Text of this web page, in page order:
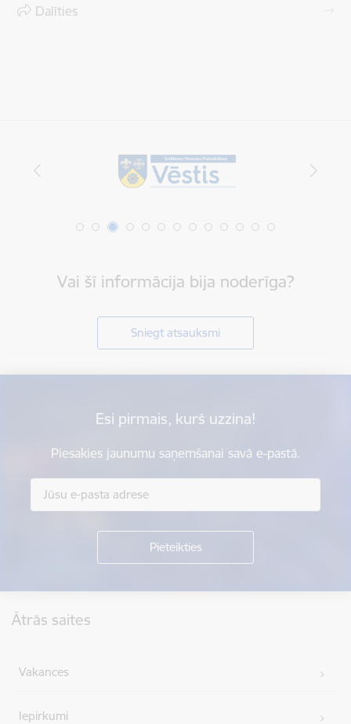
Dalīties
Vai šī informācija bija noderīga?
Sniegt atsauksmi
Esi pirmais, kurš uzzina!
Piesakies jaunumu saņemšanai savā e-pastā.
Ātrās saites
Vakances
Iepirkumi